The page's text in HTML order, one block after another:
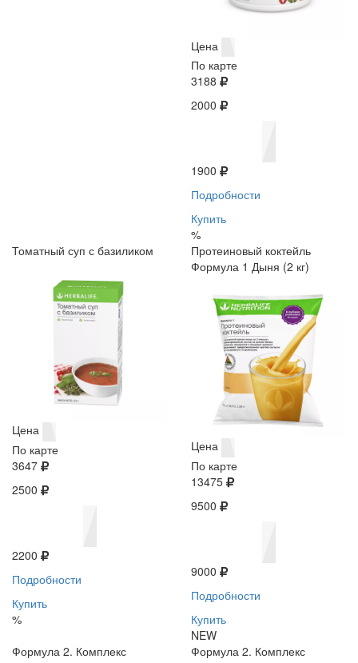
Цена
По карте
3188
2000
1900
Подробности
Купить
%
Томатный суп с базиликом
Цена
По карте
3647
2500
2200
Подробности
Купить
%
Протеиновый коктейль
Формула 1 Дыня (2 кг)
Цена
По карте
13475
9500
9000
Подробности
Купить
NEW
Формула 2. Комплекс
Формула 2. Комплекс